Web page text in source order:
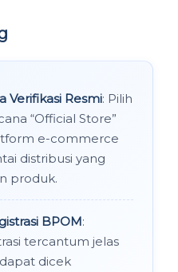
Verifikasi Resmi: Pilih
“Official Store”
e-commerce
distribusi yang
produk.
BPOM:
tercantum jelas
dicek